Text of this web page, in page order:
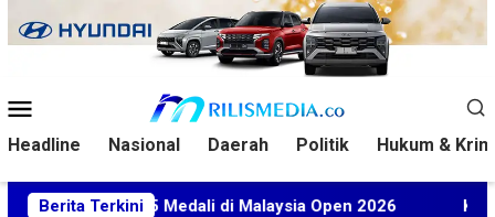
ke
Mobile
Headline Nasional Daerah Politik Hukum &
Berita Terkini
5 Medali di Malaysia Open 2026 Kuasa Hukum BT